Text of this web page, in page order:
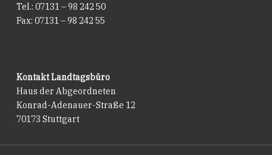
Tel.: 07131 – 98 242 50
Fax: 07131 – 98 242 55
Kontakt Landtagsbüro
Haus der Abgeordneten
Konrad-Adenauer-Straße 12
70173 Stuttgart